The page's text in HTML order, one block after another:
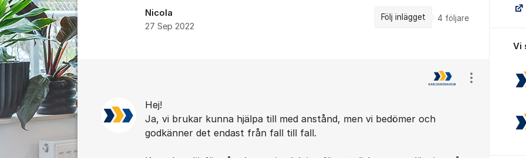
Nicola
27 Sep 2022
Följ inlägget 4 följare
Hej!
Ja, vi brukar kunna hjälpa till med anstånd, men vi bedömer och
godkänner det endast från fall till fall.
Visa/dölj
Vi